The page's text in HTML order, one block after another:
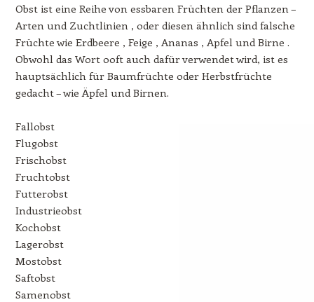
Obst ist eine Reihe von essbaren Früchten der Pflanzen –
Arten und Zuchtlinien , oder diesen ähnlich sind falsche
Früchte wie Erdbeere , Feige , Ananas , Apfel und Birne .
Obwohl das Wort ooft auch dafür verwendet wird, ist es
hauptsächlich für Baumfrüchte oder Herbstfrüchte
gedacht – wie Äpfel und Birnen.
Fallobst
Flugobst
Frischobst
Fruchtobst
Futterobst
Industrieobst
Kochobst
Lagerobst
Mostobst
Saftobst
Samenobst